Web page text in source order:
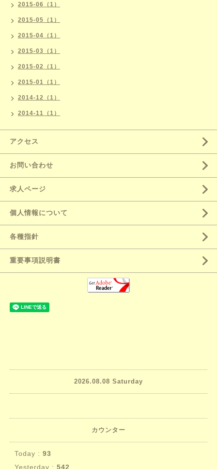
2015-06（1）
2015-05（1）
2015-04（1）
2015-03（1）
2015-02（1）
2015-01（1）
2014-12（1）
2014-11（1）
アクセス
お問い合わせ
求人ページ
個人情報について
各種指針
重要事項説明書
2026.08.08 Saturday
カウンター
Today : 93
Yesterday : 542